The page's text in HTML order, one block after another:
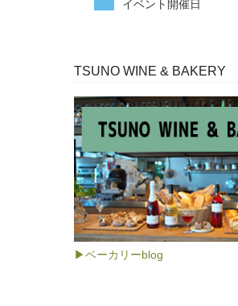
イベント開催日
TSUNO WINE & BAKERY
▶ベーカリーblog